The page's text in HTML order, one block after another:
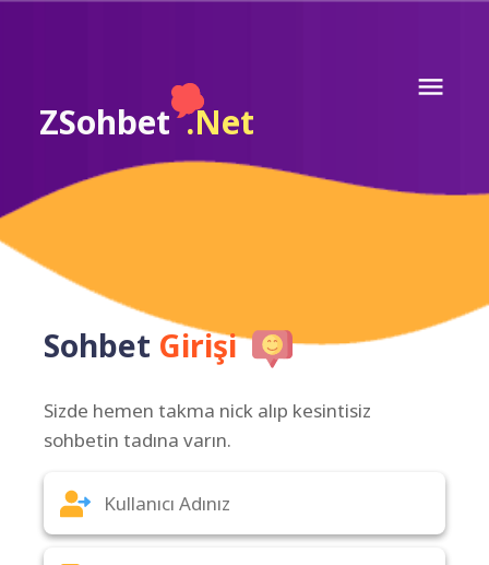
ZSohbet .Net
Sohbet Girişi
Sizde hemen takma nick alıp kesintisiz
sohbetin tadına varın.